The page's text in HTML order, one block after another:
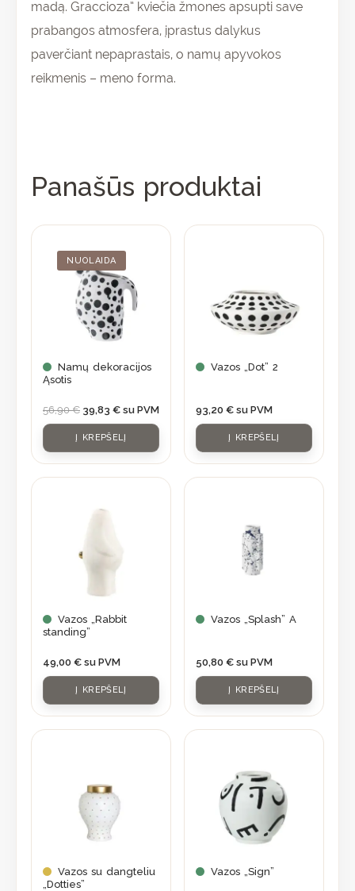
madą. Graccioza” kviečia žmones apsupti save
prabangos atmosfera, įprastus dalykus
paverčiant nepaprastais, o namų apyvokos
reikmenis – meno forma.
Panašūs produktai
NUOLAIDA
Namų dekoracijos
Ąsotis
56,90€
was:
56,90 €.
39,83 €
is:
su PVM
Į KREPŠELĮ
Vazos „Dot” 2
93,20 € su PVM
Į KREPŠELĮ
Vazos „Rabbit
standing”
49,00 € su PVM
Į KREPŠELĮ
Vazos „Splash” A
50,80 € su PVM
Į KREPŠELĮ
Vazos su dangteliu
„Dotties”
Vazos „Sign”